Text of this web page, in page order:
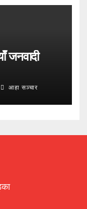
जनवादी
आहा सञ्चार